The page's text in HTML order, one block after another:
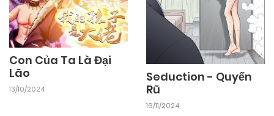
Chapter 122 24/09/2024
Chapter 121 24/09/2024
Chapter 120
Con Của Ta Là Đại
Lão
13/10/2024
Seduction - Quyến
Rũ
16/11/2024